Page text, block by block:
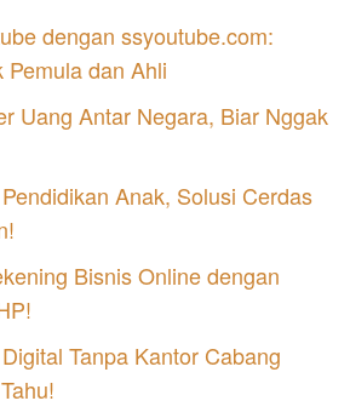
dengan ssyoutube.com:
Pemula dan Ahli
Uang Antar Negara, Biar Nggak
Anak, Solusi Cerdas
Bisnis Online dengan
Tanpa Kantor Cabang